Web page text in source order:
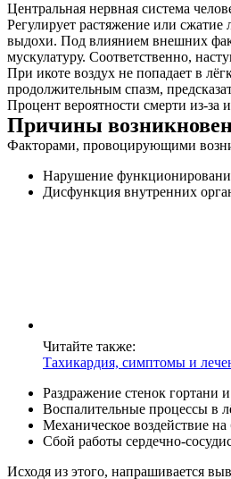
Центральная нервная система
Регулирует растяжение или
выдохи. Под влиянием внешних
мускулатуру. Соответственно,
При икоте воздух не попадает в
продолжительным спазм,
Процент вероятности смерти из-за
Причины
Факторами, провоцирующими
Нарушение
Дисфункция внутренних
Читайте также:
Тахикардия, симптомы и
Раздражение стенок гортани
Воспалительные процессы в
Механическое воздействие
Сбой работы сердечно-
Исходя из этого, напрашивается